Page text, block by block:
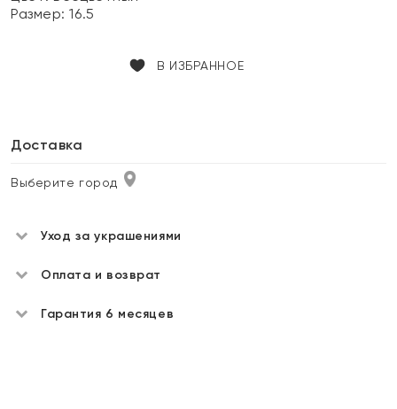
Размер:16.5
В ИЗБРАННОЕ
Доставка
Выберите город
Уход за украшениями
Оплата и возврат
Гарантия 6 месяцев